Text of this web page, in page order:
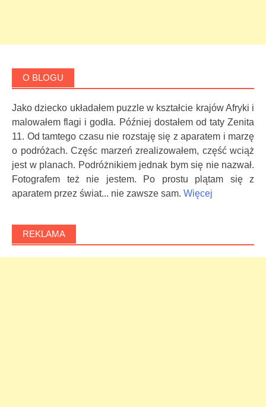
O BLOGU
Jako dziecko układałem puzzle w kształcie krajów Afryki i
malowałem flagi i godła. Później dostałem od taty Zenita
11. Od tamtego czasu nie rozstaję się z aparatem i marzę
o podróżach. Częśc marzeń zrealizowałem, część wciąż
jest w planach. Podróżnikiem jednak bym się nie nazwał.
Fotografem też nie jestem. Po prostu plątam się z
aparatem przez świat... nie zawsze sam. Więcej
REKLAMA